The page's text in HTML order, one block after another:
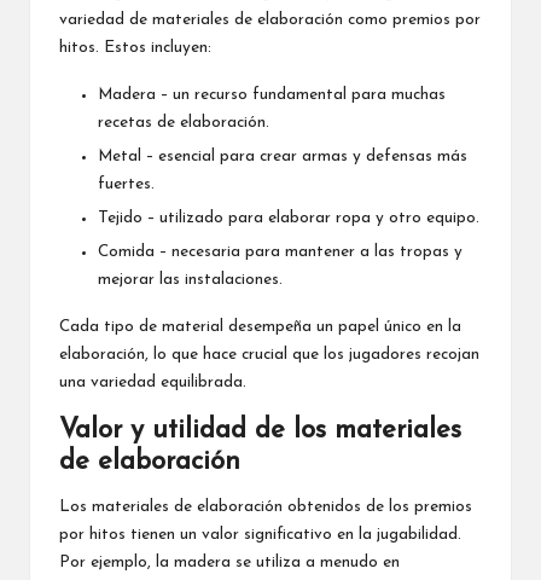
variedad de materiales de elaboración como premios por
hitos . Estos incluyen:
Madera – un recurso fundamental para muchas
recetas de elaboración.
Metal – esencial para crear armas y defensas más
fuertes.
Tejido – utilizado para elaborar ropa y otro equipo.
Comida – necesaria para mantener a las tropas y
mejorar las instalaciones.
Cada tipo de material desempeña un papel único en la
elaboración, lo que hace crucial que los jugadores recojan
una variedad equilibrada.
Valor y utilidad de los materiales
de elaboración
Los materiales de elaboración obtenidos de los premios
por hitos tienen un valor significativo en la jugabilidad.
Por ejemplo, la madera se utiliza a menudo en